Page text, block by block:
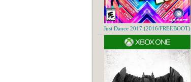
Just Dance 2017 (2016/FREEBOOT)